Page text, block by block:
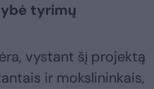
tyrimų
vystant šį projektą
ir mokslininkais,